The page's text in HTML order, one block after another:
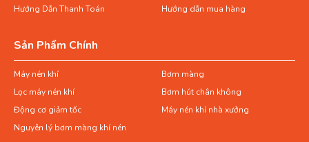
Hướng Dẫn Thanh Toán
Hướng dẫn mua hàng
Sản Phẩm Chính
Máy nén khí
Bơm màng
Lọc máy nén khí
Bơm hút chân không
Động cơ giảm tốc
Máy nén khí nhà xưởng
Nguyên lý bơm màng khí nén